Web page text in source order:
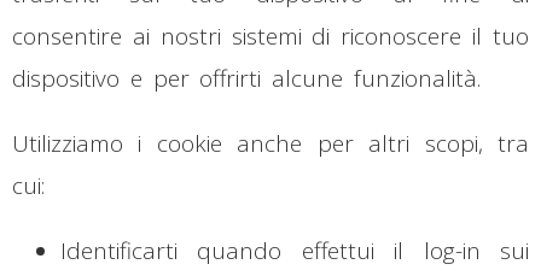
consentire ai nostri sistemi di riconoscere il tuo
dispositivo e per offrirti alcune funzionalità.
Utilizziamo i cookie anche per altri scopi, tra
cui:
Identificarti quando effettui il log-in sui